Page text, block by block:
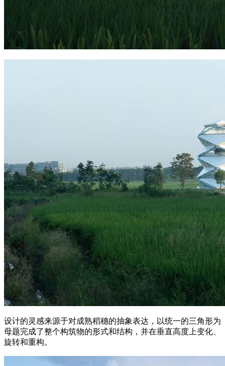
设计的灵感来源于对成熟稻穗的抽象表达，以统一的三角形为
母题完成了整个构筑物的形式和结构，并在垂直高度上变化、
旋转和重构。